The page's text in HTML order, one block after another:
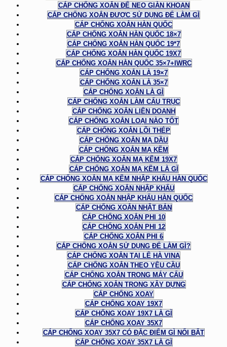
CÁP CHỐNG XOẮN ĐỂ NEO GIÀN KHOAN
CÁP CHỐNG XOẮN ĐƯỢC SỬ DỤNG ĐỂ LÀM GÌ
CÁP CHỐNG XOẮN HÀN QUỐC
CÁP CHỐNG XOẮN HÀN QUỐC 18×7
CÁP CHỐNG XOẮN HÀN QUỐC 19*7
CÁP CHỐNG XOẮN HÀN QUỐC 19X7
CÁP CHỐNG XOẮN HÀN QUỐC 35×7+IWRC
CÁP CHỐNG XOẮN LÀ 19×7
CÁP CHỐNG XOẮN LÀ 35×7
CÁP CHỐNG XOẮN LÀ GÌ
CÁP CHỐNG XOẮN LÀM CẨU TRỤC
CÁP CHỐNG XOẮN LIÊN DOANH
CÁP CHỐNG XOẮN LOẠI NÀO TỐT
CÁP CHỐNG XOẮN LÕI THÉP
CÁP CHỐNG XOẮN MẠ DẦU
CÁP CHỐNG XOẮN MẠ KẼM
CÁP CHỐNG XOẮN MẠ KẼM 19X7
CÁP CHỐNG XOẮN MẠ KẼM LÀ GÌ
CÁP CHỐNG XOẮN MẠ KẼM NHẬP KHẨU HÀN QUỐC
CÁP CHỐNG XOẮN NHẬP KHẨU
CÁP CHỐNG XOẮN NHẬP KHẨU HÀN QUỐC
CÁP CHỐNG XOẮN NHẬT BẢN
CÁP CHỐNG XOẮN PHI 10
CÁP CHỐNG XOẮN PHI 12
CÁP CHỐNG XOẮN PHI 6
CÁP CHỐNG XOẮN SỬ DỤNG ĐỂ LÀM GÌ?
CÁP CHỐNG XOẮN TẠI LÊ HÀ VINA
CÁP CHỐNG XOẮN THEO YÊU CẦU
CÁP CHỐNG XOẮN TRONG MÁY CẨU
CÁP CHỐNG XOẮN TRONG XÂY DỰNG
CÁP CHỐNG XOAY
CÁP CHỐNG XOAY 19X7
CÁP CHỐNG XOAY 19X7 LÀ GÌ
CÁP CHỐNG XOAY 35X7
CÁP CHỐNG XOAY 35X7 CÓ ĐẶC ĐIỂM GÌ NỔI BẬT
CÁP CHỐNG XOAY 35X7 LÀ GÌ